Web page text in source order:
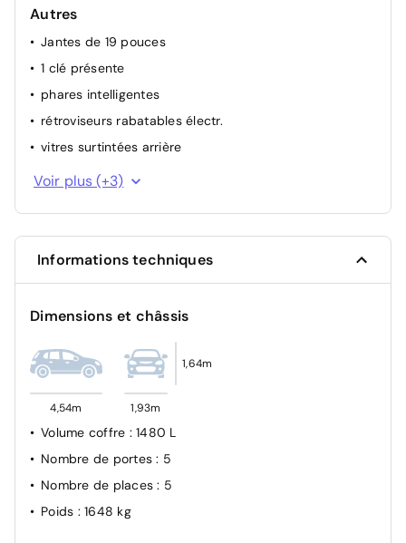
ABS
Autres
Jantes de 19 pouces
1 clé présente
phares intelligentes
rétroviseurs rabatables électr.
vitres surtintées arrière
verrouillage centralisé avec commande à distance
Voir plus (+3)
Informations techniques
Dimensions et châssis
4,54m 1,93m
1,64m
Volume coffre : 1480 L
Nombre de portes: 5
Nombre de places: 5
Poids : 1648 kg